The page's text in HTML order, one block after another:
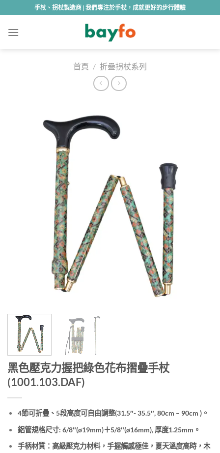
to
content
手杖、拐杖製造商 | 我們專注於手杖，成就更好的步行體驗
首頁 / 折疊拐杖系列
黑色壓克力握把綠色花布摺疊手杖
(1001.103.DAF)
4節可折疊、5段高度可自由調整(31.5″- 35.5″, 80cm – 90cm )。
鋁管規格尺寸: 6/8″(ø19mm)＋5/8″(ø16mm), 厚度1.25mm。
手柄材質：高級壓克力材料，手握觸感極佳，夏天溫度高時，木